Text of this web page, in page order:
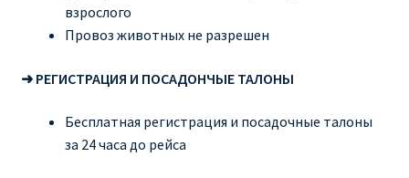
взрослого
Провоз животных не разрешен
➜ РЕГИСТРАЦИЯ И ПОСАДОНЧЫЕ ТАЛОНЫ
Бесплатная регистрация и посадочные талоны
за 24 часа до рейса